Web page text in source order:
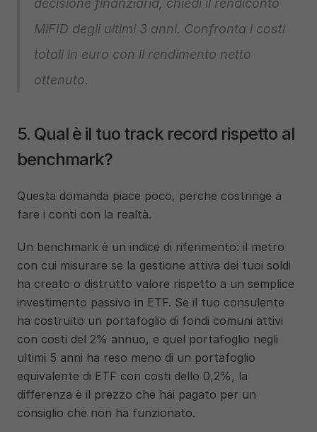
decisione finanziaria, chiedi il rendiconto
MiFID degli ultimi 3 anni. Confronta i costi
totali in euro con il rendimento netto
ottenuto.
5. Qual è il tuo track record rispetto al
benchmark?
Questa domanda piace poco, perche costringe a
fare i conti con la realtà.
Un benchmark è un indice di riferimento: il metro
con cui misurare se la gestione attiva dei tuoi soldi
ha creato o distrutto valore rispetto a un semplice
investimento passivo in ETF. Se il tuo consulente
ha costruito un portafoglio di fondi comuni attivi
con costi del 2% annuo, e quel portafoglio negli
ultimi 5 anni ha reso meno di un portafoglio
equivalente di ETF con costi dello 0,2%, la
differenza è il prezzo che hai pagato per un
consiglio che non ha funzionato.